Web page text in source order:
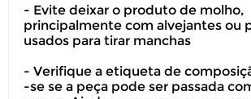
esteja sem uso.
É importante revisar as
- Evite deixar o produto de molho,
principalmente com alvejantes ou
usados para tirar manchas
- Verifique a etiqueta de
-se se a peça pode ser passada